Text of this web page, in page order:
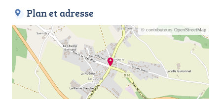
Plan et adresse
© contributeurs OpenStreetMap